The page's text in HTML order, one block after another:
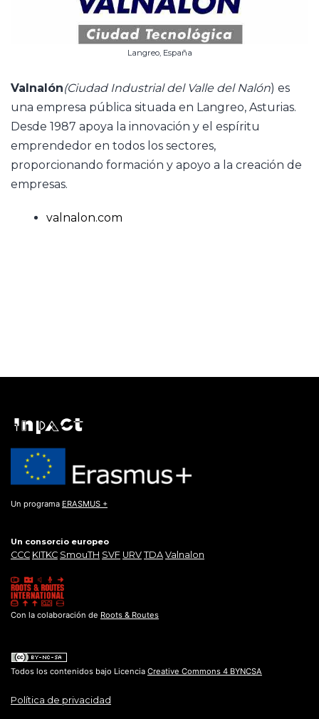
Langreo, España
Valnalón(Ciudad Industrial del Valle del Nalón) es
una empresa pública situada en Langreo, Asturias.
Desde 1987 apoya la innovación y el espíritu
emprendedor en todos los sectores,
proporcionando formación y apoyo a la creación de
empresas.
valnalon.com
Un programa ERASMUS +
Un consorcio europeo
CCC KITKC SmouTH SVF URV TDA Valnalon
Con la colaboración de Roots & Routes
Todos los contenidos bajo Licencia Creative Commons 4 BYNCSA
Política de privacidad